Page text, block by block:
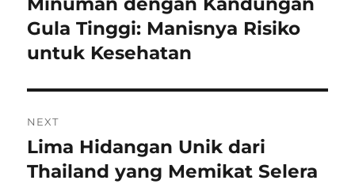
post:
Gula Tinggi: Manisnya Risiko
untuk Kesehatan
NEXT
Next
post:
Lima Hidangan Unik dari
Thailand yang Memikat Selera